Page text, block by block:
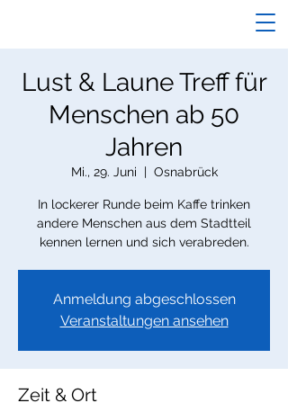
Lust & Laune Treff für
Menschen ab 50
Jahren
Mi., 29. Juni
  |
Osnabrück
In lockerer Runde beim Kaffe trinken
andere Menschen aus dem Stadtteil
kennen lernen und sich verabreden.
Anmeldung abgeschlossen
Veranstaltungen ansehen
Zeit & Ort